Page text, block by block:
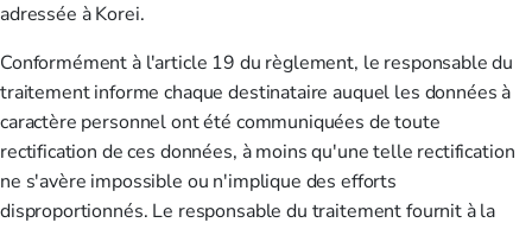
adressée à Korei.
Conformément à l'article 19 du règlement, le responsable du
traitement informe chaque destinataire auquel les données à
caractère personnel ont été communiquées de toute
rectification de ces données, à moins qu'une telle rectification
ne s'avère impossible ou n'implique des efforts
disproportionnés. Le responsable du traitement fournit à la